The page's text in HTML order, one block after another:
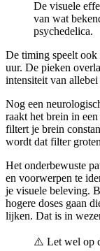
De visuele
van wat
psychedelica.
De timing speelt
uur. De pieken
intensiteit van
Nog een
raakt het brein in een
filtert je brein
wordt dat filter
Het onderbewuste
en voorwerpen te
je visuele beleving.
hogere doses gaan
lijken. Dat is in
⚠️ Let wel op